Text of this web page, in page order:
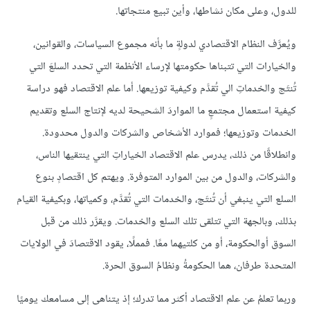
للدول، وعلى مكان نشاطها، وأين تبيع منتجاتها.
ويُعرَّف النظام الاقتصادي لدولةٍ ما بأنه مجموع السياسات، والقوانين،
والخيارات التي تتبناها حكومتها لإرساء الأنظمة التي تحدد السلعَ التي
تُنتَج والخدماتِ الي تُقدَّم وكيفية توزيعها. أما علم الاقتصاد فهو دراسة
كيفية استعمال مجتمعٍ ما المواردَ الشحيحة لديه لإنتاج السلع وتقديم
الخدمات وتوزيعها؛ فموارد الأشخاص والشركات والدول محدودة.
وانطلاقًا من ذلك، يدرس علم الاقتصاد الخياراتِ التي ينتقيها الناس،
والشركات، والدول من بين الموارد المتوفرة. ويهتم كل اقتصادٍ بنوع
السلع التي ينبغي أن تُنتَج، والخدمات التي تُقدَّم، وكمياتها، وبكيفية القيام
بذلك، وبالجهة التي تتلقى تلك السلع والخدمات. ويقرَّر ذلك من قبل
السوق أوالحكومة، أو من كلتيهما معًا. فمملًا، يقود الاقتصادَ في الولايات
المتحدة طرفان، هما الحكومةُ ونظامُ السوق الحرة.
وربما تعلمُ عن علم الاقتصاد أكثر مما تدرك؛ إذ يتناهى إلى مسامعك يوميًا